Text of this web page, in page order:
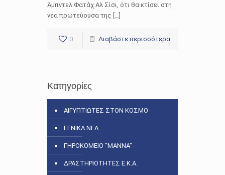
Άμπντελ Φατάχ Αλ Σίσι, ότι θα κτίσει στη
νέα πρωτεύουσα της […]
0 Διαβάστε περισσότερα
Κατηγορίες
ΑΙΓΥΠΤΙΩΤΕΣ ΣΤΟΝ ΚΟΣΜΟ
ΓΕΝΙΚΑ ΝΕΑ
ΓΗΡΟΚΟΜΕΙΟ "ΜΑΝΝΑ"
ΔΡΑΣΤΗΡΙΟΤΗΤΕΣ Ε.Κ.Α.